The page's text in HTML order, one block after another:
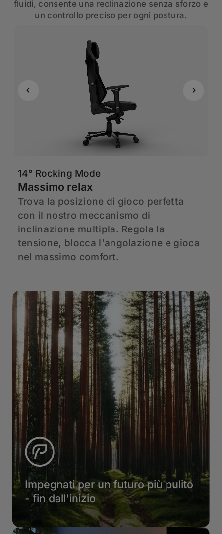
fluidi, consente una reclinazione senza sforzo e
un controllo preciso per ogni postura.
14° Rocking Mode
Massimo relax
Trova la posizione di gioco perfetta
con il nostro meccanismo di
inclinazione multipla. Regola la
tensione, blocca l'angolazione e gioca
nel massimo comfort.
Impegnati per un futuro più pulito
- fin dall'inizio